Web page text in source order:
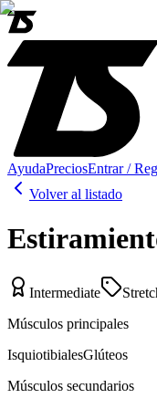
AyudaPreciosEntrar /
Volver al listado
Intermediate
Músculos principales
IsquiotibialesGlúteos
Músculos secundarios